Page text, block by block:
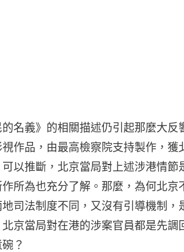
名義》的相關描述仍引起那麼大反
作品，由最高檢察院支持製作，獲
以推斷，北京當局對上述涉港情節
所為也充分了解。那麼，為何北京
司法制度不同，又沒有引導機制，
京當局對在港的涉案官員都是先調
？